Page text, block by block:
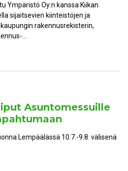
Ympäristö Oy:n kanssa Kiikan
sijaitsevien kiinteistöjen ja
rakennusrekisterin,
…
Asuntomessuille
Lempäälässä 10.7.-9.8. välisenä